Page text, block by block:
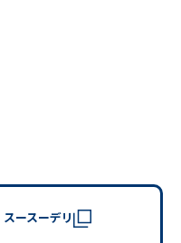
スースーデリ